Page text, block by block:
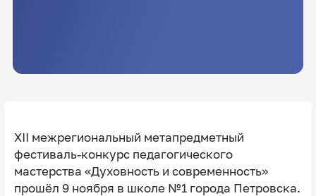
XII межрегиональный метапредметный
фестиваль-конкурс педагогического
мастерства «Духовность и современность»
прошёл 9 ноября в школе №1 города Петровска.